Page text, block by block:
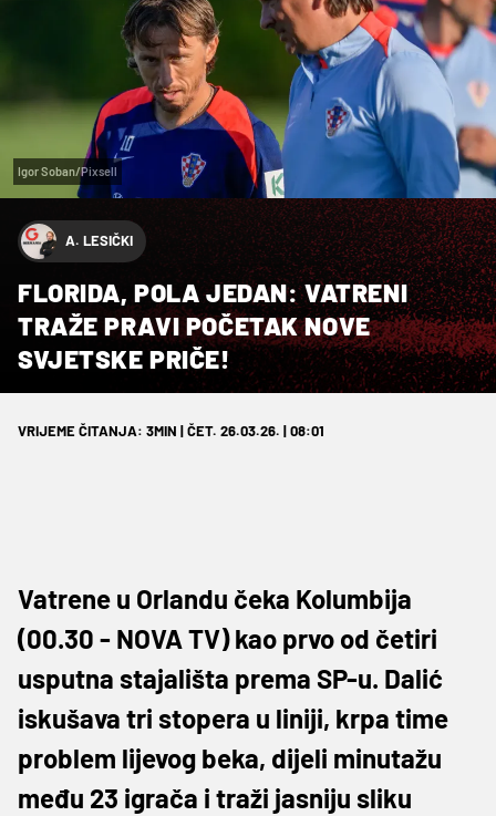
Igor Soban/Pixsell
A. LESIČKI
FLORIDA, POLA JEDAN: VATRENI
TRAŽE PRAVI POČETAK NOVE
SVJETSKE PRIČE!
VRIJEME ČITANJA: 3MIN | ČET. 26.03.26. | 08:01
Vatrene u Orlandu čeka Kolumbija
(00.30 - NOVA TV) kao prvo od četiri
usputna stajališta prema SP-u. Dalić
iskušava tri stopera u liniji, krpa time
problem lijevog beka, dijeli minutažu
među 23 igrača i traži jasniju sliku